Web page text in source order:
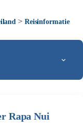
> Reisinformatie
Rapa Nui